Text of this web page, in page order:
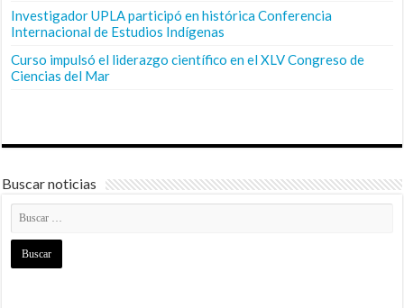
Investigador UPLA participó en histórica Conferencia
Internacional de Estudios Indígenas
Curso impulsó el liderazgo científico en el XLV Congreso de
Ciencias del Mar
Buscar noticias